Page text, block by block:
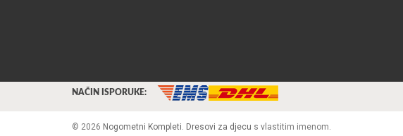
NAČIN ISPORUKE:
© 2026 Nogometni Kompleti. Dresovi za djecu s vlastitim imenom.